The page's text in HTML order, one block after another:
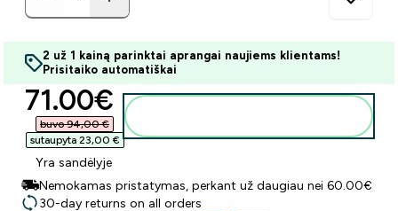
2 už 1 kainą parinktai aprangai naujiems klientams!
Prisitaiko automatiškai
discounted price
71.00€‎
buvo 94,00 €‎
sutaupyta 23,00 €‎
Yra sandėlyje
Nemokamas pristatymas, perkant už daugiau nei 60.00€
30-day returns on all orders